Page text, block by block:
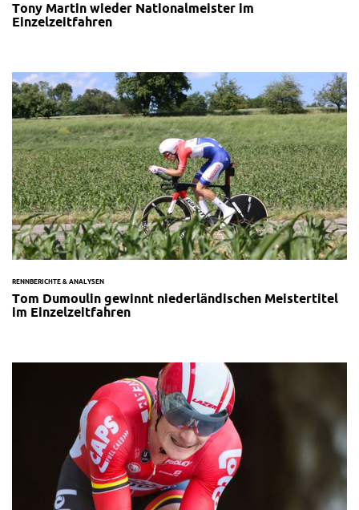
Tony Martin wieder Nationalmeister im
Einzelzeitfahren
RENNBERICHTE & ANALYSEN
Tom Dumoulin gewinnt niederländischen Meistertitel
im Einzelzeitfahren